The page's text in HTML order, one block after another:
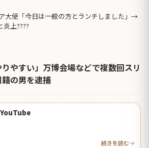
大使「今日は一般の方とランチしました」→
上????
りやすい」万博会場などで複数回スリ
の男を逮捕
続きを読む